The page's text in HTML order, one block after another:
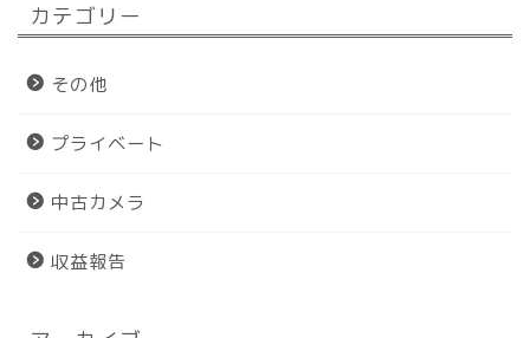
カテゴリー
その他
プライベート
中古カメラ
収益報告